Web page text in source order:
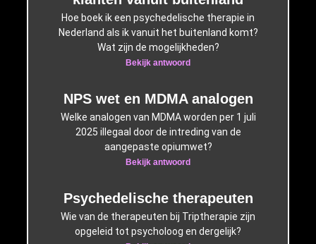
Hoe boek ik een psychedelische therapie in
Nederland als ik vanuit het buitenland komt?
Wat zijn de mogelijkheden?
Bekijk antwoord
NPS wet en MDMA analogen
Welke analogen van MDMA worden per 1 juli
2025 illegaal door de intreding van de
aangepaste opiumwet?
Bekijk antwoord
Psychedelische therapeuten
Wie van de therapeuten bij Triptherapie zijn
opgeleid tot psycholoog en dergelijk?